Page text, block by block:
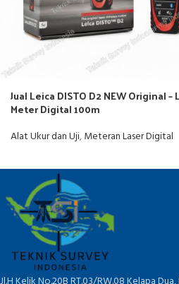
Jual Leica DISTO D2 NEW Original –
Meter Digital 100m
Alat Ukur dan Uji,Meteran Laser Digital